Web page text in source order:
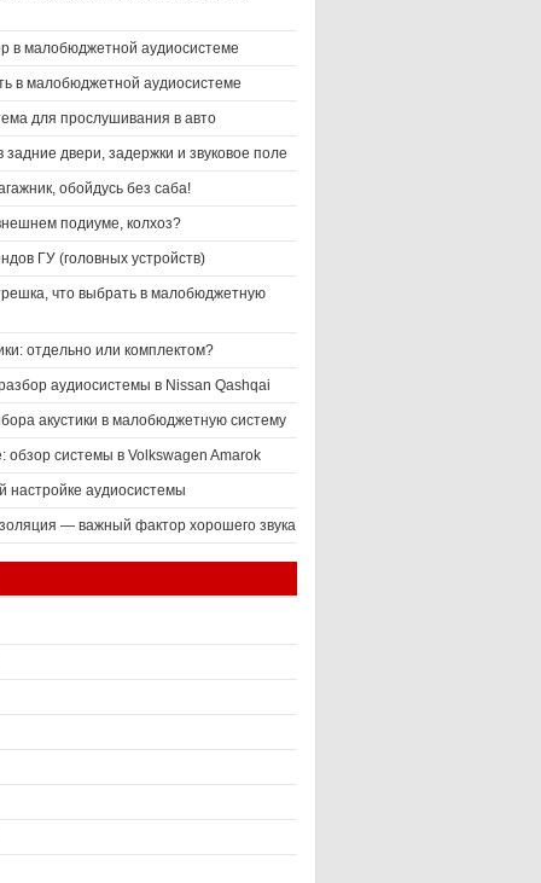
в малобюджетной аудиосистеме
в малобюджетной аудиосистеме
для прослушивания в авто
задние двери, задержки и звуковое поле
обойдусь без саба!
подиуме, колхоз?
ГУ (головных устройств)
что выбрать в малобюджетную
отдельно или комплектом?
аудиосистемы в Nissan Qashqai
акустики в малобюджетную систему
обзор системы в Volkswagen Amarok
настройке аудиосистемы
— важный фактор хорошего звука